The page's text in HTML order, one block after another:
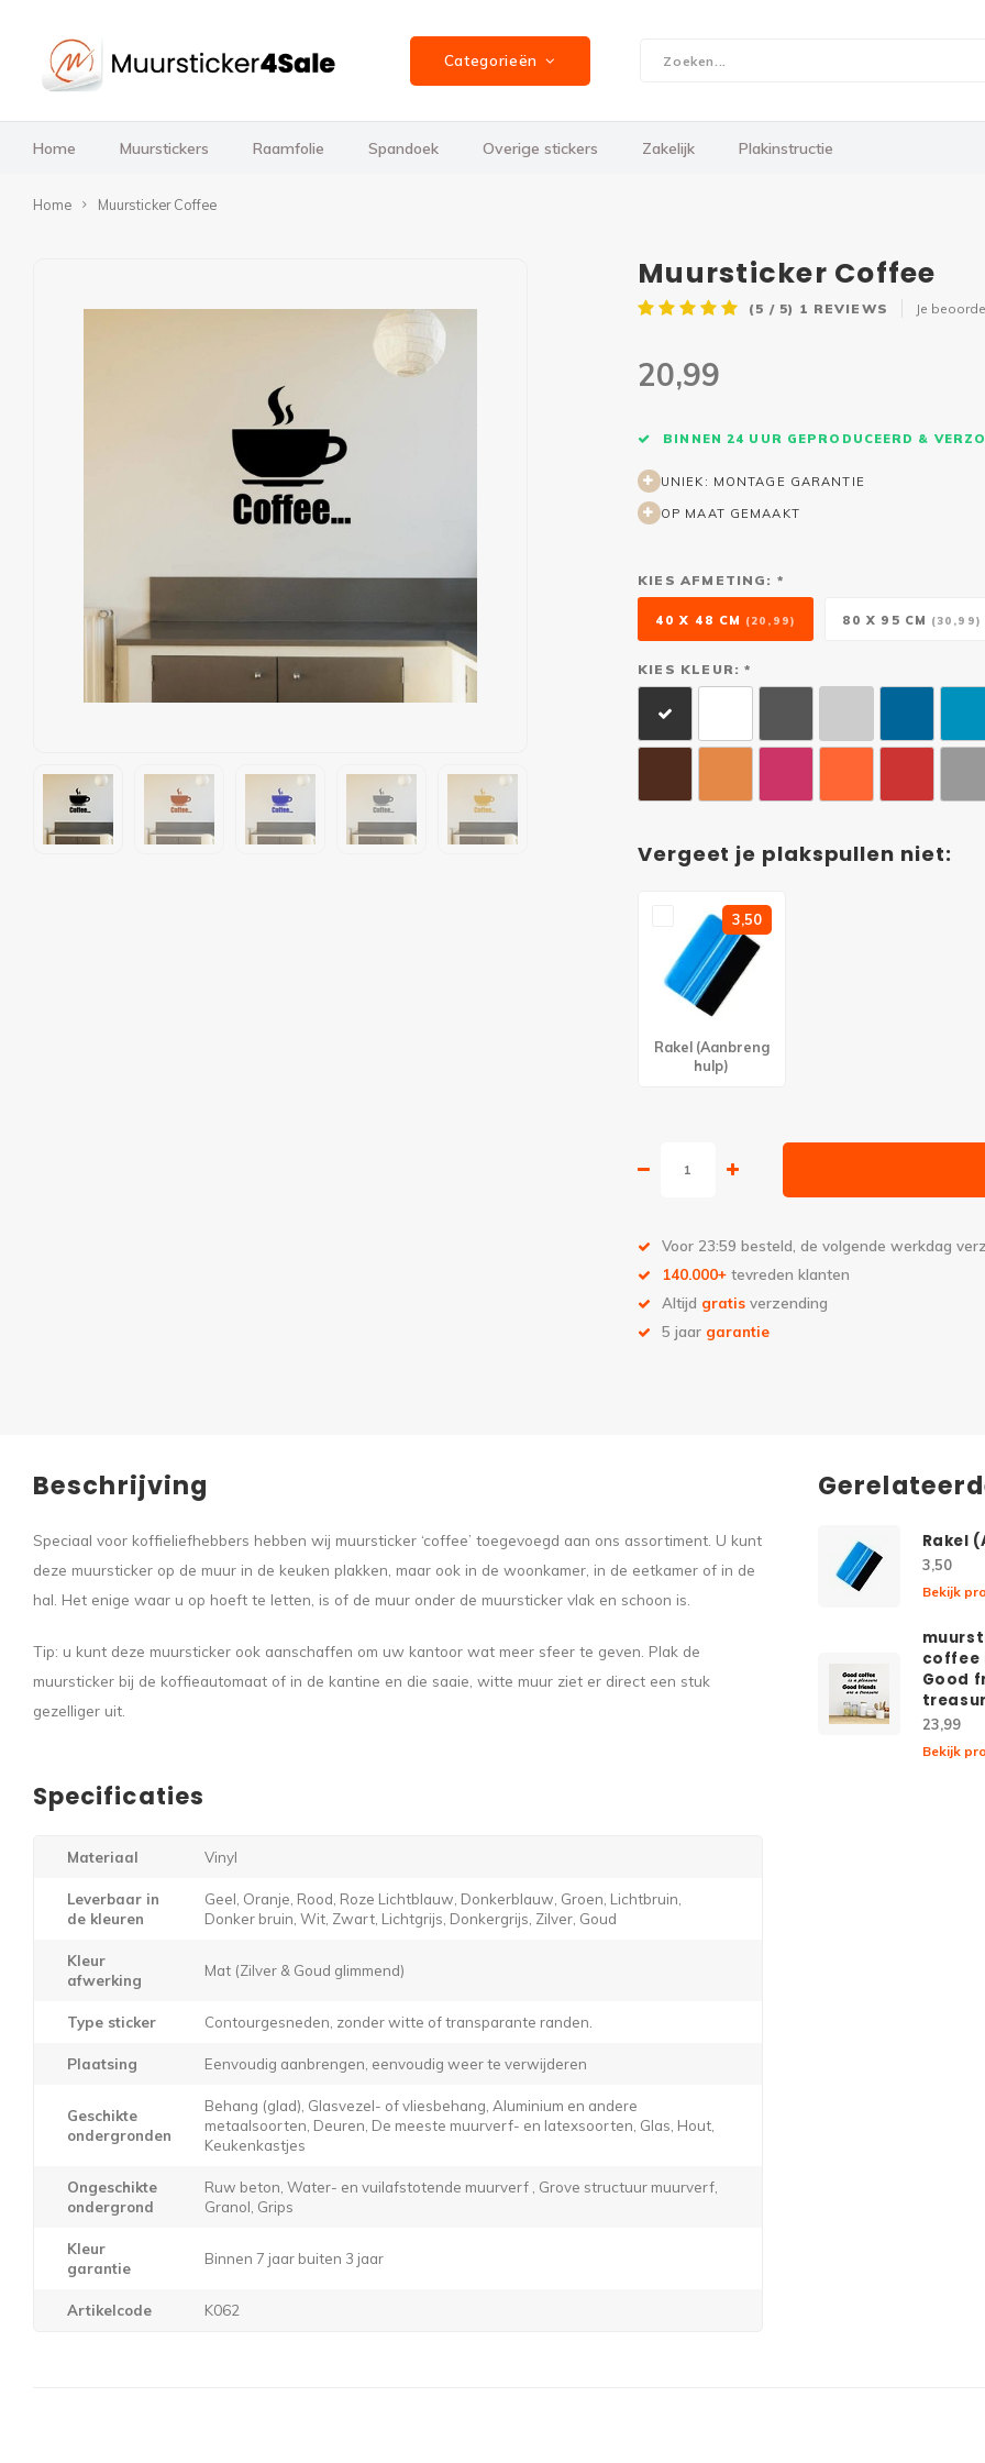
Categorieën
Home Muurstickers Raamfolie Spandoek Overige stickers Zakelijk Plakinstructie
Home Muursticker Coffee
Muursticker Coffee
(5 / 5) 1 REVIEWS Je
20,99
BINNEN 24 UUR GEPRODUCEERD &
UNIEK: MONTAGE GARANTIE
OP MAAT GEMAAKT
KIES AFMETING: *
40 X 48 CM (20,99) 80 X 95 CM (30,99)
KIES KLEUR: *
Vergeet je plakspullen niet:
3,50
Rakel (Aanbreng
hulp)
Voor 23:59 besteld, de volgende werkdag
140.000+ tevreden klanten
Altijd gratis verzending
5 jaar garantie
Beschrijving
Speciaal voor koffieliefhebbers hebben wij muursticker ‘coffee’ toegevoegd aan ons assortiment. U kunt
deze muursticker op de muur in de keuken plakken, maar ook in de woonkamer, in de eetkamer of in de
hal. Het enige waar u op hoeft te letten, is of de muur onder de muursticker vlak en schoon is.
Tip: u kunt deze muursticker ook aanschaffen om uw kantoor wat meer sfeer te geven. Plak de
muursticker bij de koffieautomaat of in de kantine en die saaie, witte muur ziet er direct een stuk
gezelliger uit.
Specificaties
Materiaal Vinyl
Leverbaar in
de kleuren
Geel, Oranje, Rood, Roze Lichtblauw, Donkerblauw, Groen, Lichtbruin,
Donker bruin, Wit, Zwart, Lichtgrijs, Donkergrijs, Zilver, Goud
Kleur
afwerking
Mat (Zilver & Goud glimmend)
Type sticker Contourgesneden, zonder witte of transparante randen.
Plaatsing Eenvoudig aanbrengen, eenvoudig weer te verwijderen
Geschikte
ondergronden
Behang (glad), Glasvezel- of vliesbehang, Aluminium en andere
metaalsoorten, Deuren, De meeste muurverf- en latexsoorten, Glas, Hout,
Keukenkastjes
Ongeschikte
ondergrond
Ruw beton, Water- en vuilafstotende muurverf , Grove structuur muurverf,
Granol, Grips
Kleur
garantie
Binnen 7 jaar buiten 3 jaar
Artikelcode K062
Rakel
3,50
Bekijk
coffee
Good
23,99
Bekijk